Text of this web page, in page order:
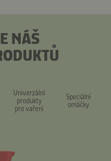
NÁŠ
Univerzální
produkty
pro vaření
Speciální
omáčky